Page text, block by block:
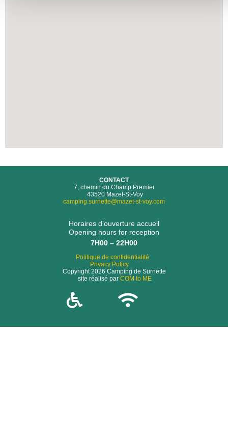
CONTACT
7, chemin du Champ Premier
43520 Mazet-St-Voy
camping.surnette@mazet-st-voy.com
Horaires d’ouverture accueil
Opening hours for reception
7H00 – 22H00
Politique de confidentialité
Privacy Policy
Copyright 2026 Camping de Surnette
site réalisé par COM to ME